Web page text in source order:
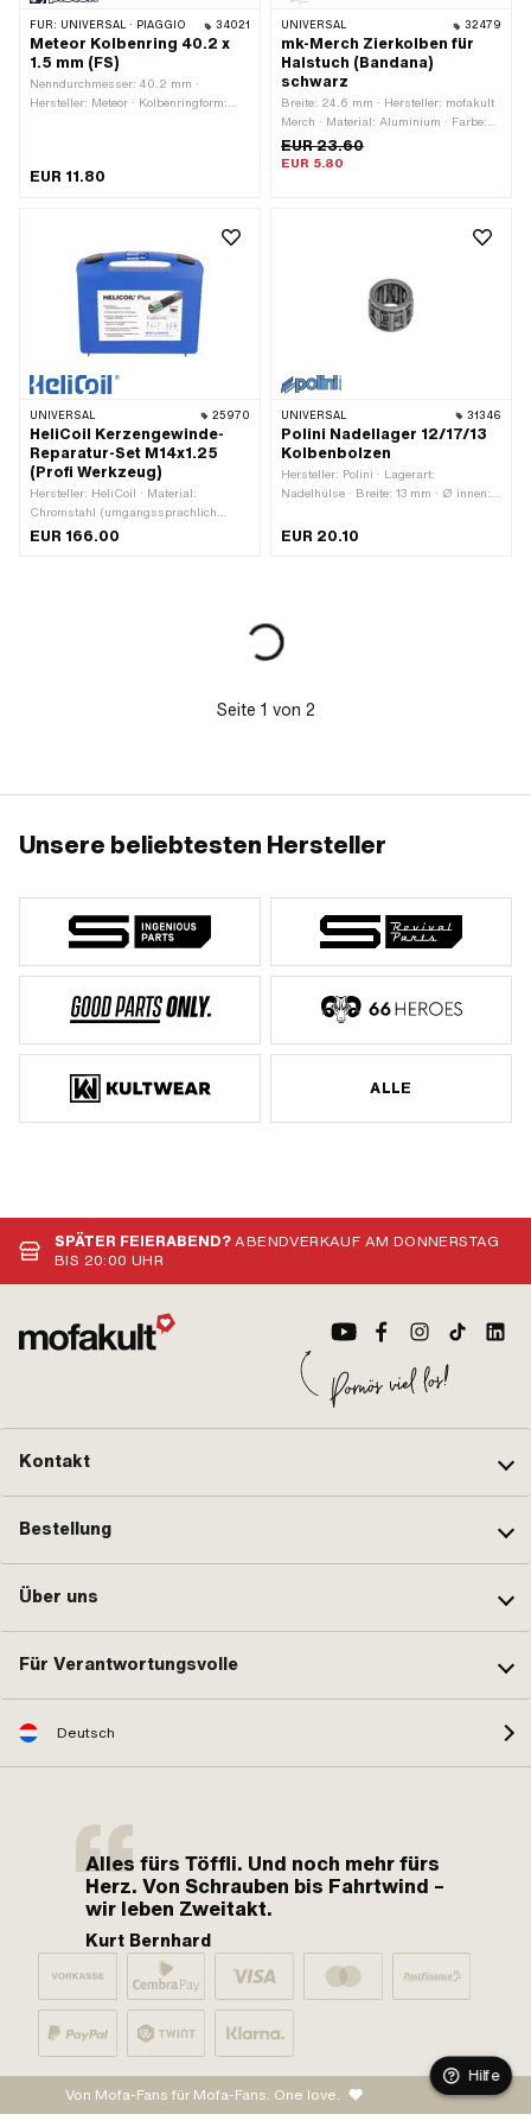
FÜR: UNIVERSAL · PIAGGIO 34021
Meteor Kolbenring 40.2 x
1.5 mm (FS)
Nenndurchmesser: 40.2 mm ·
Hersteller: Meteor · Kolbenringform:
Anwendungsbereich: Tuning
EUR 11.80
UNIVERSAL 32479
mk-Merch Zierkolben für
Halstuch (Bandana)
schwarz
Breite: 24.6 mm · Hersteller: mofakult
Merch · Material: Aluminium · Farbe:
schwarz · Gesamtlänge: 30 mm
EUR 23.60
EUR 5.80
UNIVERSAL 25970
HeliCoil Kerzengewinde-
Reparatur-Set M14x1.25
(Profi Werkzeug)
Hersteller: HeliCoil · Material:
Chromstahl (umgangssprachlich
bekannt als Nirosta) ·
Aufbewahrungsart: Koffer · Dimension
Aufbewahrungsbox [mm]: 250 x 50 x
EUR 166.00
UNIVERSAL 31346
Polini Nadellager 12/17/13
Kolbenbolzen
Hersteller: Polini · Lagerart:
Nadelhülse · Breite: 13 mm · Ø innen:
Nadellager: 12/17 x 13
EUR 20.10
Seite 1 von 2
Unsere beliebtesten Hersteller
ALLE
SPÄTER FEIERABEND?ABENDVERKAUF AM DONNERSTAG
BIS 20:00 UHR
Kontakt
Bestellung
Über uns
Für Verantwortungsvolle
Deutsch
Alles fürs Töffli. Und noch mehr fürs
Herz. Von Schrauben bis Fahrtwind –
wir leben Zweitakt.
Kurt Bernhard
Von Mofa-Fans für Mofa-Fans. One love.
Hilfe